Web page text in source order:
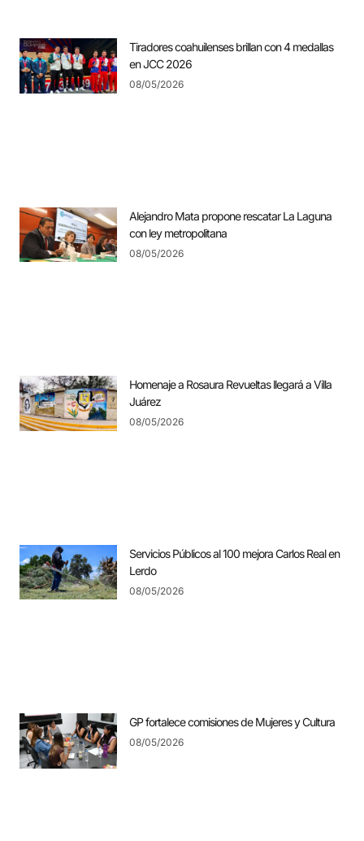
Tiradores coahuilenses brillan con 4 medallas
en JCC 2026
08/05/2026
Alejandro Mata propone rescatar La Laguna
con ley metropolitana
08/05/2026
Homenaje a Rosaura Revueltas llegará a Villa
Juárez
08/05/2026
Servicios Públicos al 100 mejora Carlos Real en
Lerdo
08/05/2026
GP fortalece comisiones de Mujeres y Cultura
08/05/2026